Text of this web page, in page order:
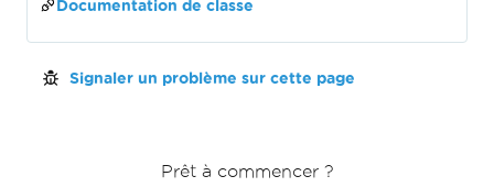
Documentation de classe
Signaler un problème sur cette page
Prêt à commencer ?